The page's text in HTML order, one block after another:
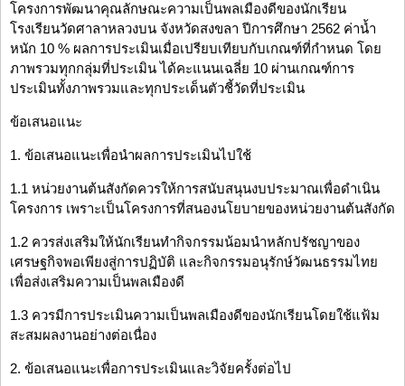
โครงการพัฒนาคุณลักษณะความเป็นพลเมืองดีของนักเรียน
โรงเรียนวัดศาลาหลวงบน จังหวัดสงขลา ปีการศึกษา 2562 ค่าน้ำ
หนัก 10 % ผลการประเมินเมื่อเปรียบเทียบกับเกณฑ์ที่กำหนด โดย
ภาพรวมทุกกลุ่มที่ประเมิน ได้คะแนนเฉลี่ย 10 ผ่านเกณฑ์การ
ประเมินทั้งภาพรวมและทุกประเด็นตัวชี้วัดที่ประเมิน
ข้อเสนอแนะ
1. ข้อเสนอแนะเพื่อนำผลการประเมินไปใช้
1.1 หน่วยงานต้นสังกัดควรให้การสนับสนุนงบประมาณเพื่อดำเนิน
โครงการ เพราะเป็นโครงการที่สนองนโยบายของหน่วยงานต้นสังกัด
1.2 ควรส่งเสริมให้นักเรียนทำกิจกรรมน้อมนำหลักปรัชญาของ
เศรษฐกิจพอเพียงสู่การปฏิบัติ และกิจกรรมอนุรักษ์วัฒนธรรมไทย
เพื่อส่งเสริมความเป็นพลเมืองดี
1.3 ควรมีการประเมินความเป็นพลเมืองดีของนักเรียนโดยใช้แฟ้ม
สะสมผลงานอย่างต่อเนื่อง
2. ข้อเสนอแนะเพื่อการประเมินและวิจัยครั้งต่อไป